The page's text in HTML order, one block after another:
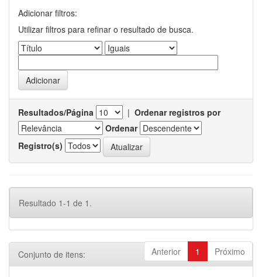
Adicionar filtros:
Utilizar filtros para refinar o resultado de busca.
Resultados/Página | Ordenar registros por
Ordenar
Registro(s)
Resultado 1-1 de 1.
Anterior 1 Próximo
Conjunto de itens: